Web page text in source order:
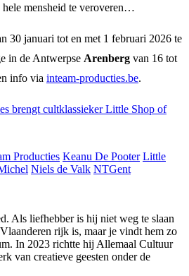
hele mensheid te veroveren…
30 januari tot en met 1 februari 2026 te
in de Antwerpse Arenberg van 16 tot
info via inteam-producties.be.
brengt cultklassieker Little Shop of
Producties Keanu De Pooter Little
Niels de Valk NTGent
Als liefhebber is hij niet weg te slaan
rijk is, maar je vindt hem zo
In 2023 richtte hij Allemaal Cultuur
van creatieve geesten onder de